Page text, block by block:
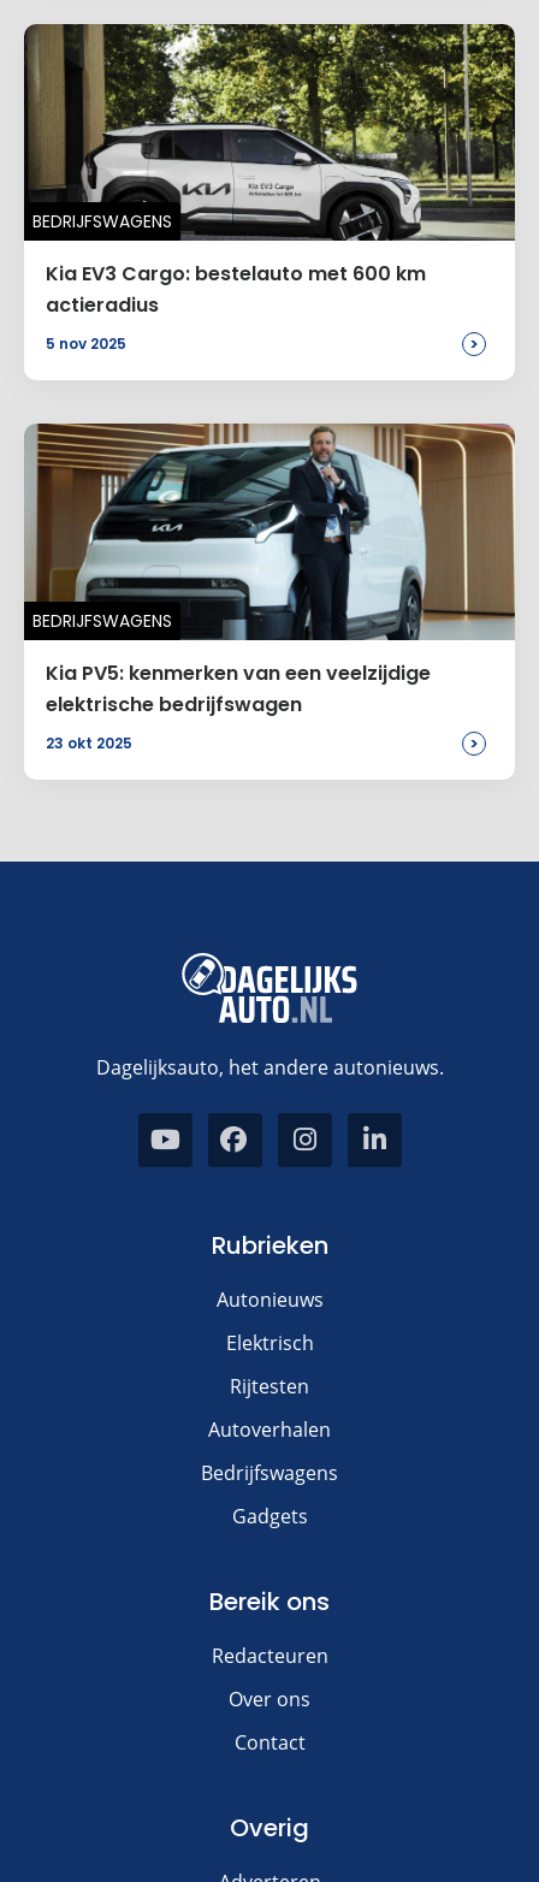
BEDRIJFSWAGENS
Kia EV3 Cargo: bestelauto met 600 km
actieradius
5 nov 2025 >
BEDRIJFSWAGENS
Kia PV5: kenmerken van een veelzijdige
elektrische bedrijfswagen
23 okt 2025 >
Dagelijksauto, het andere autonieuws.
Rubrieken
Autonieuws
Elektrisch
Rijtesten
Autoverhalen
Bedrijfswagens
Gadgets
Bereik ons
Redacteuren
Over ons
Contact
Overig